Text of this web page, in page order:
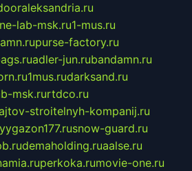
lab-msk.ru1-mus.ru
purse-factory.ru
adler-jun.rubandamn.ru
1mus.rudarksand.ru
msk.rurtdco.ru
stroitelnyh-kompanij.ru
snow-guard.ru
demaholding.ruaalse.ru
perkoka.rumovie-one.ru